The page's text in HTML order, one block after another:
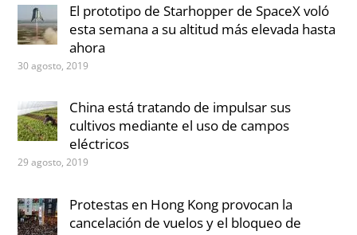
El prototipo de Starhopper de SpaceX voló
esta semana a su altitud más elevada hasta
ahora
30 agosto, 2019
China está tratando de impulsar sus
cultivos mediante el uso de campos
eléctricos
29 agosto, 2019
Protestas en Hong Kong provocan la
cancelación de vuelos y el bloqueo de